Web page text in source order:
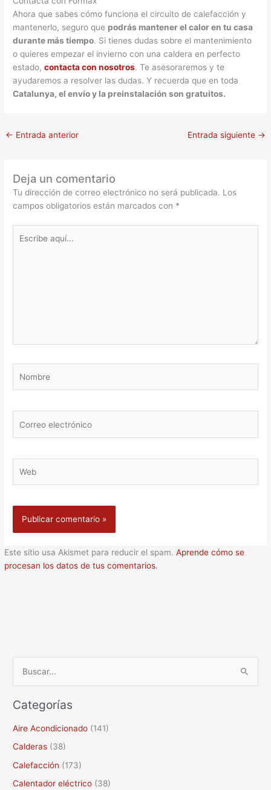
Ahora que sabes cómo funciona el circuito de calefacción y
mantenerlo, seguro que podrás mantener el calor en tu casa
durante más tiempo. Si tienes dudas sobre el mantenimiento
o quieres empezar el invierno con una caldera en perfecto
estado,contacta con nosotros. Te asesoraremos y te
ayudaremos a resolver las dudas. Y recuerda que en toda
Catalunya, el envío y la preinstalación son gratuitos.
← Entrada anterior Entrada siguiente →
Deja un comentario
Tu dirección de correo electrónico no será publicada. Los
campos obligatorios están marcados con *
aquí...
electrónico
Este sitio usa Akismet para reducir el spam.Aprende cómo se
procesan los datos de tus comentarios.
s
Categorías
Aire Acondicionado (141)
Calderas (38)
Calefacción (173)
Calentador eléctrico (38)